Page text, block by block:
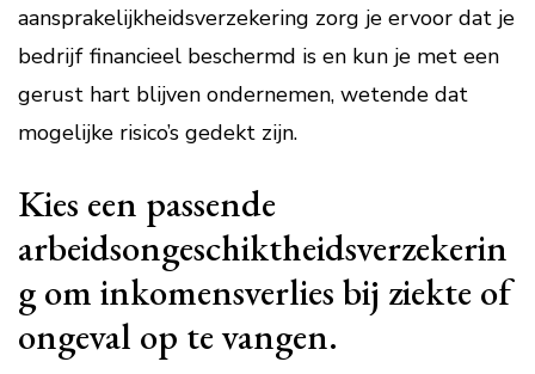
aansprakelijkheidsverzekering zorg je ervoor dat je
bedrijf financieel beschermd is en kun je met een
gerust hart blijven ondernemen, wetende dat
mogelijke risico’s gedekt zijn.
Kies een passende
arbeidsongeschiktheidsverzekerin
g om inkomensverlies bij ziekte of
ongeval op te vangen.